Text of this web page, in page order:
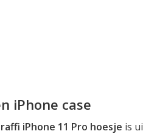
iPhone case
iPhone 11 Pro hoesje is